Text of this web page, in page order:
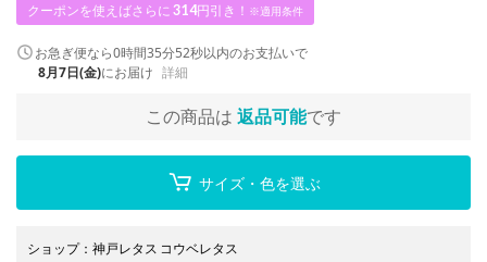
クーポンを使えばさらに 314円引き！ ※適用条件
お急ぎ便なら0時間35分51秒以内のお支払いで
8月7日(金)にお届け 詳細
この商品は 返品可能です
サイズ・色を選ぶ
ショップ： 神戸レタス コウベレタス